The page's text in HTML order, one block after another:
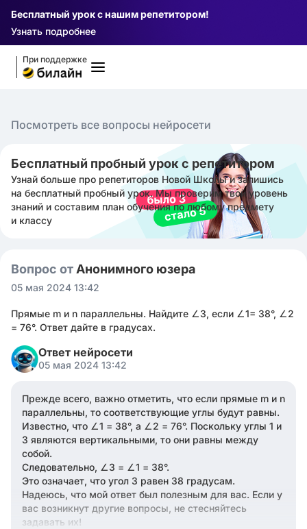
Бесплатный урок с нашим репетитором!
Узнать подробнее
При поддержке
Посмотреть все вопросы нейросети
Бесплатный пробный урок с репетитором
Узнай больше про репетиторов Новой Школы и запишись
на бесплатный пробный урок. Мы проверим твой уровень
знаний и составим план обучения по любому предмету
и классу
Вопрос от Анонимного юзера
05 мая 2024 13:42
Прямые m и n параллельны. Найдите ∠3, если ∠1= 38°, ∠2
= 76°. Ответ дайте в градусах.
Ответ нейросети
05 мая 2024 13:42
Прежде всего, важно отметить, что если прямые m и n
параллельны, то соответствующие углы будут равны.
Известно, что ∠1 = 38°, а ∠2 = 76°. Поскольку углы 1 и
3 являются вертикальными, то они равны между
собой.
Следовательно, ∠3 = ∠1 = 38°.
Это означает, что угол 3 равен 38 градусам.
Надеюсь, что мой ответ был полезным для вас. Если у
вас возникнут другие вопросы, не стесняйтесь
задавать их!